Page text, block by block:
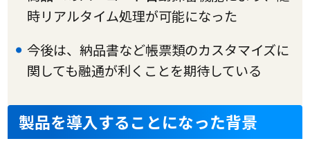
時リアルタイム処理が可能になった
今後は、納品書など帳票類のカスタマイズに
関しても融通が利くことを期待している
製品を導入することになった背景